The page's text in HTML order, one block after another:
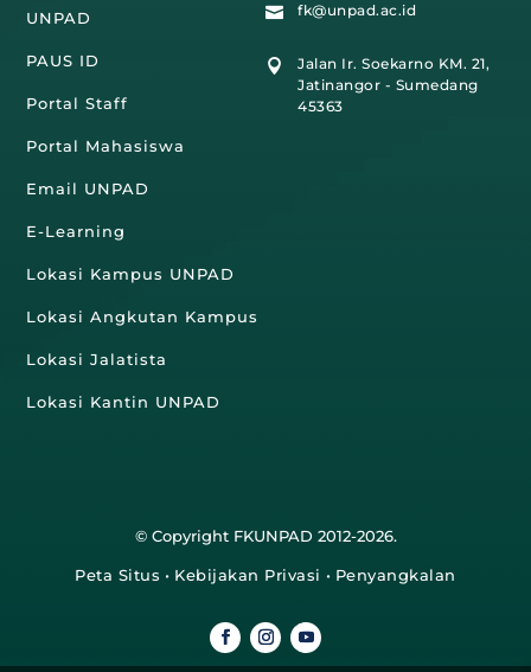
UNPAD
PAUS ID
Portal Staff
Portal Mahasiswa
Email UNPAD
E-Learning
Lokasi Kampus UNPAD
Lokasi Angkutan Kampus
Lokasi Jalatista
Lokasi Kantin UNPAD
 fk@unpad.ac.id

Jalan Ir. Soekarno KM. 21,
Jatinangor - Sumedang
45363
© Copyright FKUNPAD 2012-2026.
Peta Situs • Kebijakan Privasi • Penyangkalan